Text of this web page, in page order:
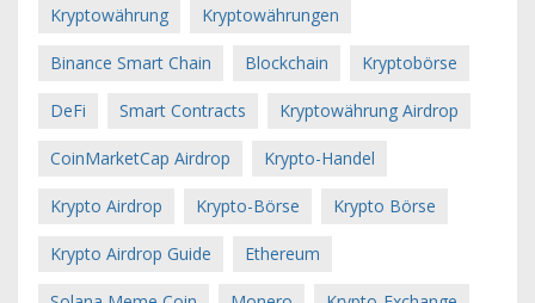
Kryptowährung Kryptowährungen
Binance Smart Chain Blockchain Kryptobörse
DeFi Smart Contracts Kryptowährung Airdrop
CoinMarketCap Airdrop Krypto-Handel
Krypto Airdrop Krypto-Börse Krypto Börse
Krypto Airdrop Guide Ethereum